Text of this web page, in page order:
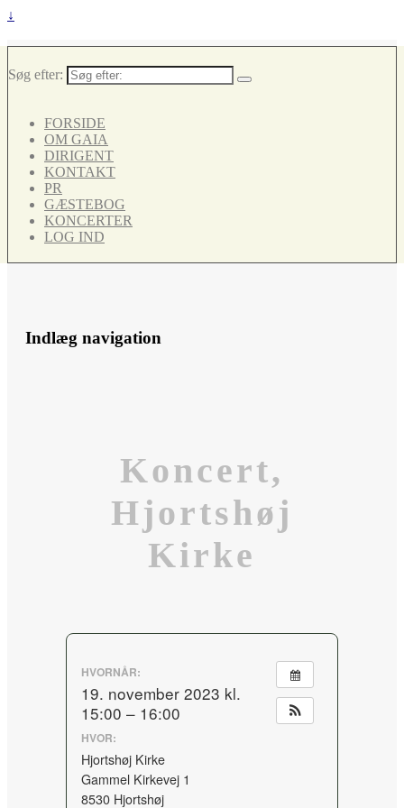
↓
Søg efter:
FORSIDE
OM GAIA
DIRIGENT
KONTAKT
PR
GÆSTEBOG
KONCERTER
LOG IND
Indlæg navigation
Koncert,
Hjortshøj
Kirke
HVORNÅR:
19. november 2023 kl.
15:00 – 16:00
HVOR:
Hjortshøj Kirke
Gammel Kirkevej 1
8530 Hjortshøj